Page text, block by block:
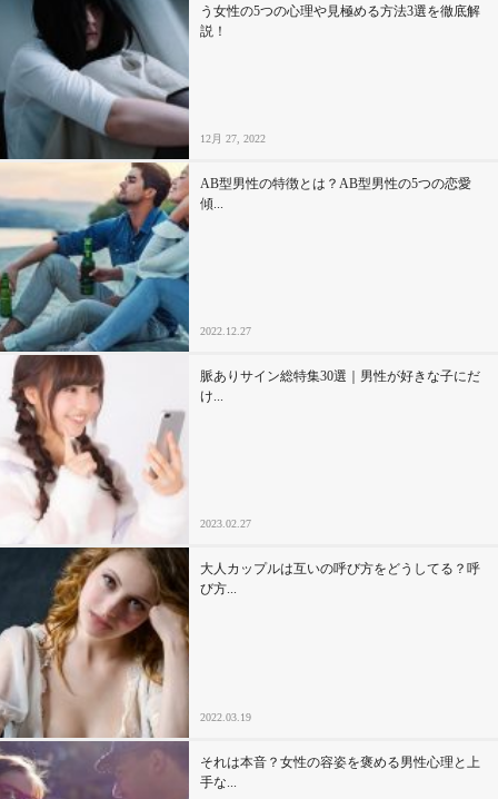
う女性の5つの心理や見極める方法3選を徹底解
説！
12月 27, 2022
AB型男性の特徴とは？AB型男性の5つの恋愛
傾...
2022.12.27
脈ありサイン総特集30選｜男性が好きな子にだ
け...
2023.02.27
大人カップルは互いの呼び方をどうしてる？呼
び方...
2022.03.19
それは本音？女性の容姿を褒める男性心理と上
手な...